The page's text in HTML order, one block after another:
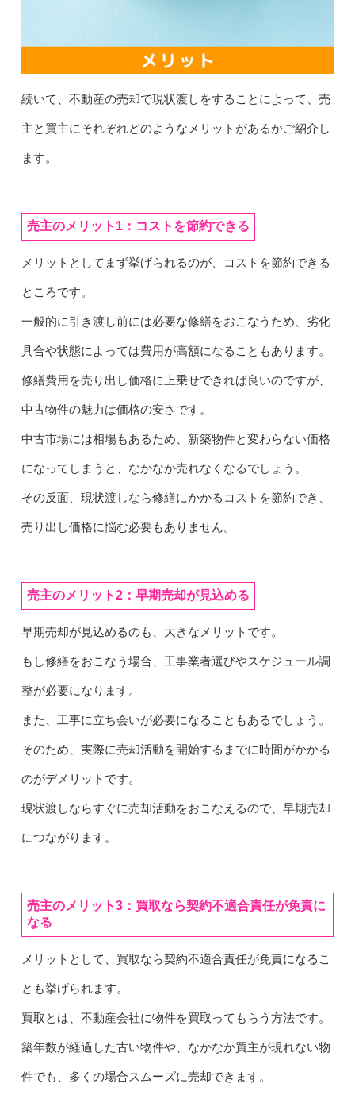
続いて、不動産の売却で現状渡しをすることによって、売
主と買主にそれぞれどのようなメリットがあるかご紹介し
ます。
売主のメリット1：コストを節約できる
メリットとしてまず挙げられるのが、コストを節約できる
ところです。
一般的に引き渡し前には必要な修繕をおこなうため、劣化
具合や状態によっては費用が高額になることもあります。
修繕費用を売り出し価格に上乗せできれば良いのですが、
中古物件の魅力は価格の安さです。
中古市場には相場もあるため、新築物件と変わらない価格
になってしまうと、なかなか売れなくなるでしょう。
その反面、現状渡しなら修繕にかかるコストを節約でき、
売り出し価格に悩む必要もありません。
売主のメリット2：早期売却が見込める
早期売却が見込めるのも、大きなメリットです。
もし修繕をおこなう場合、工事業者選びやスケジュール調
整が必要になります。
また、工事に立ち会いが必要になることもあるでしょう。
そのため、実際に売却活動を開始するまでに時間がかかる
のがデメリットです。
現状渡しならすぐに売却活動をおこなえるので、早期売却
につながります。
売主のメリット3：買取なら契約不適合責任が免責に
なる
メリットとして、買取なら契約不適合責任が免責になるこ
とも挙げられます。
買取とは、不動産会社に物件を買取ってもらう方法です。
築年数が経過した古い物件や、なかなか買主が現れない物
件でも、多くの場合スムーズに売却できます。